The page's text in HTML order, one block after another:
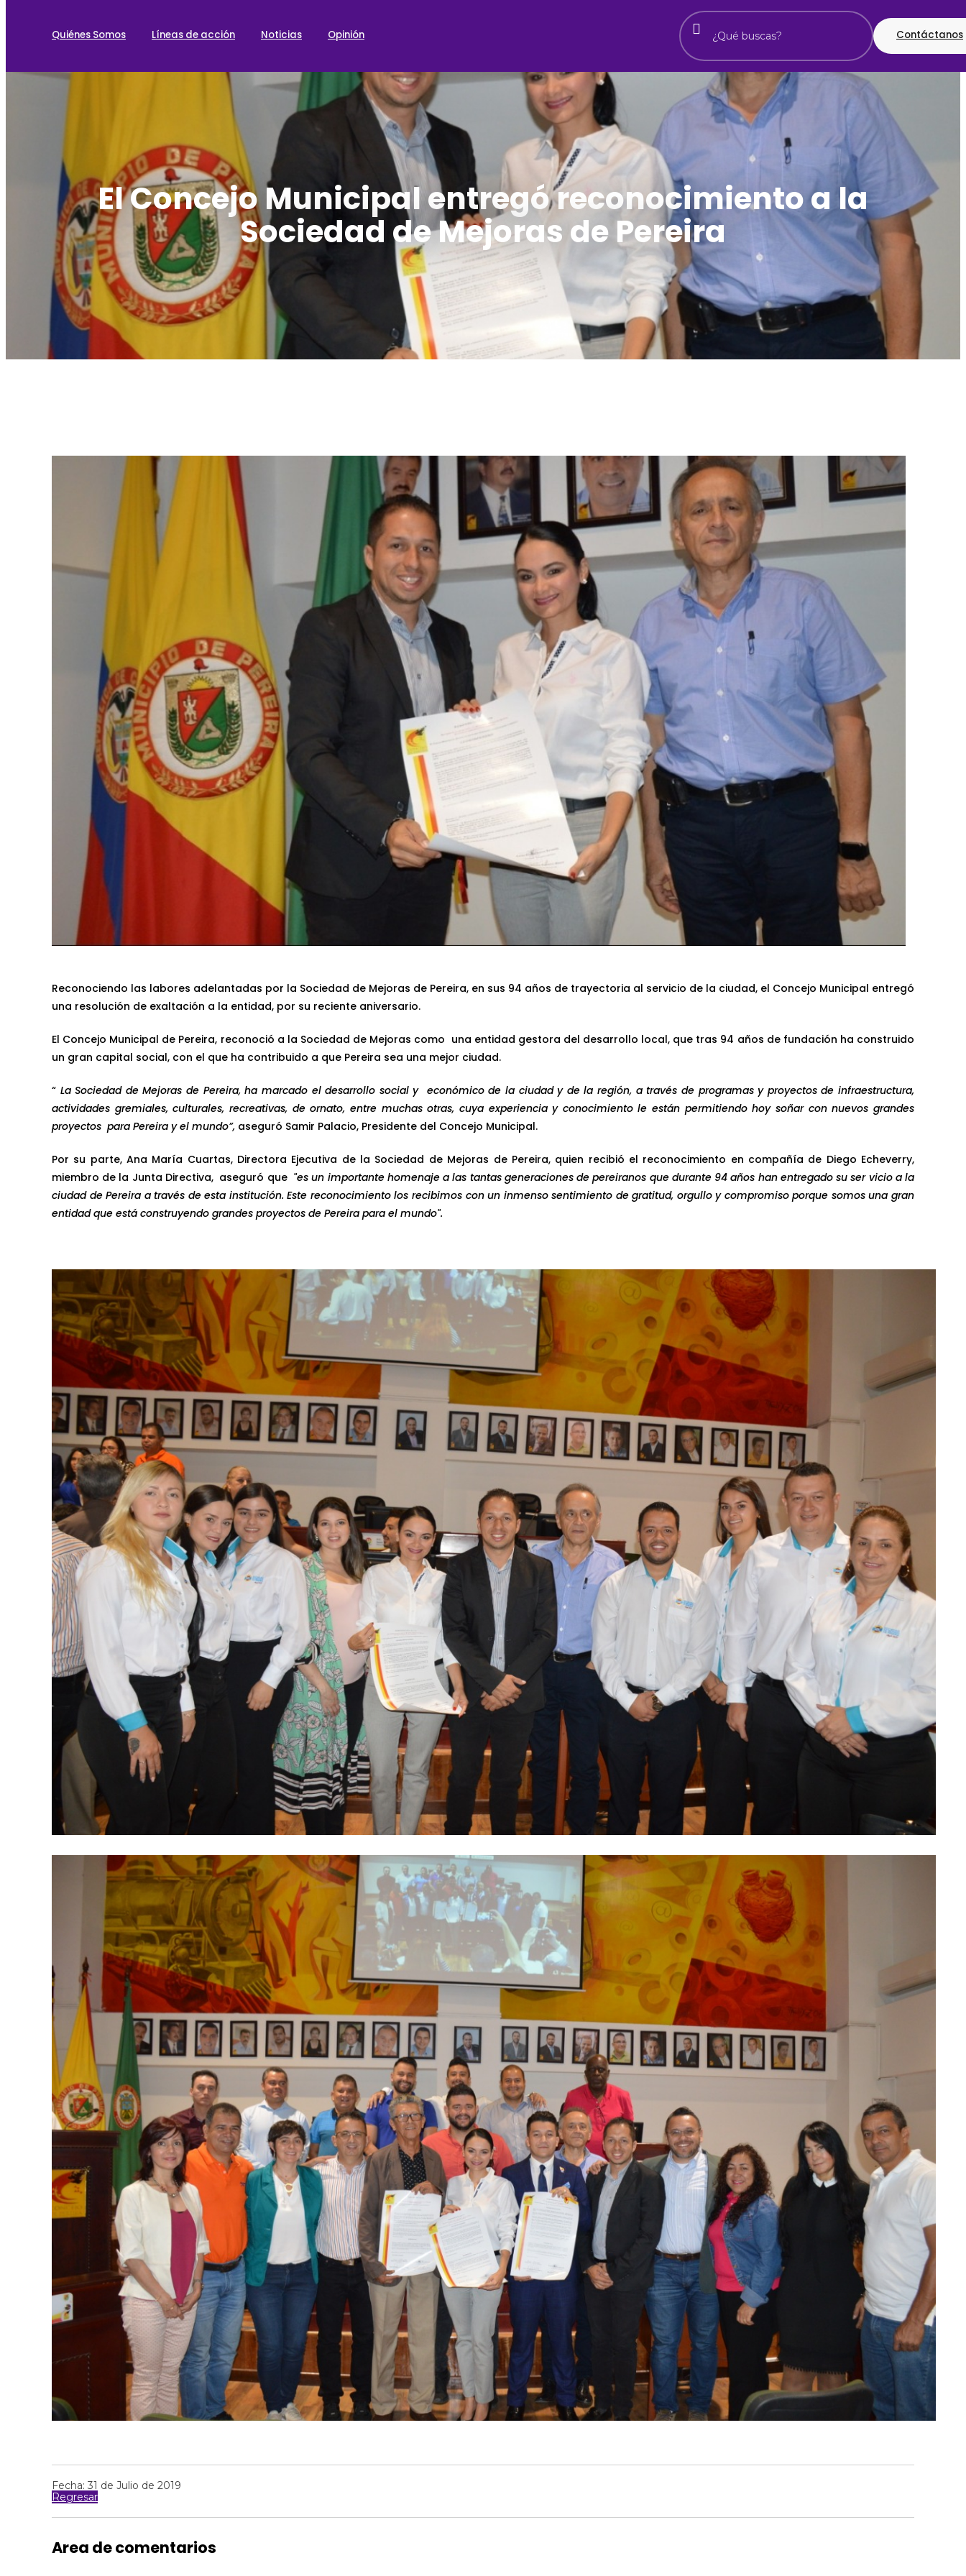
Quiénes Somos Líneas de acción Noticias Opinión Contáctanos
El Concejo Municipal entregó reconocimiento a la
Sociedad de Mejoras de Pereira
Reconociendo las labores adelantadas por la Sociedad de Mejoras de Pereira, en sus 94 años de trayectoria al servicio de la ciudad, el Concejo Municipal entregó
una resolución de exaltación a la entidad, por su reciente aniversario.
El Concejo Municipal de Pereira, reconoció a la Sociedad de Mejoras como una entidad gestora del desarrollo local, que tras 94 años de fundación ha construido
un gran capital social, con el que ha contribuido a que Pereira sea una mejor ciudad.
“ La Sociedad de Mejoras de Pereira, ha marcado el desarrollo social y económico de la ciudad y de la región, a través de programas y proyectos de infraestructura,
actividades gremiales, culturales, recreativas, de ornato, entre muchas otras, cuya experiencia y conocimiento le están permitiendo hoy soñar con nuevos grandes
proyectos para Pereira y el mundo”, aseguró Samir Palacio, Presidente del Concejo Municipal.
Por su parte, Ana María Cuartas, Directora Ejecutiva de la Sociedad de Mejoras de Pereira, quien recibió el reconocimiento en compañía de Diego Echeverry,
miembro de la Junta Directiva, aseguró que "es un importante homenaje a las tantas generaciones de pereiranos que durante 94 años han entregado su ser vicio a la
ciudad de Pereira a través de esta institución. Este reconocimiento los recibimos con un inmenso sentimiento de gratitud, orgullo y compromiso porque somos una gran
entidad que está construyendo grandes proyectos de Pereira para el mundo".
Fecha: 31 de Julio de 2019
Regresar
Area de comentarios